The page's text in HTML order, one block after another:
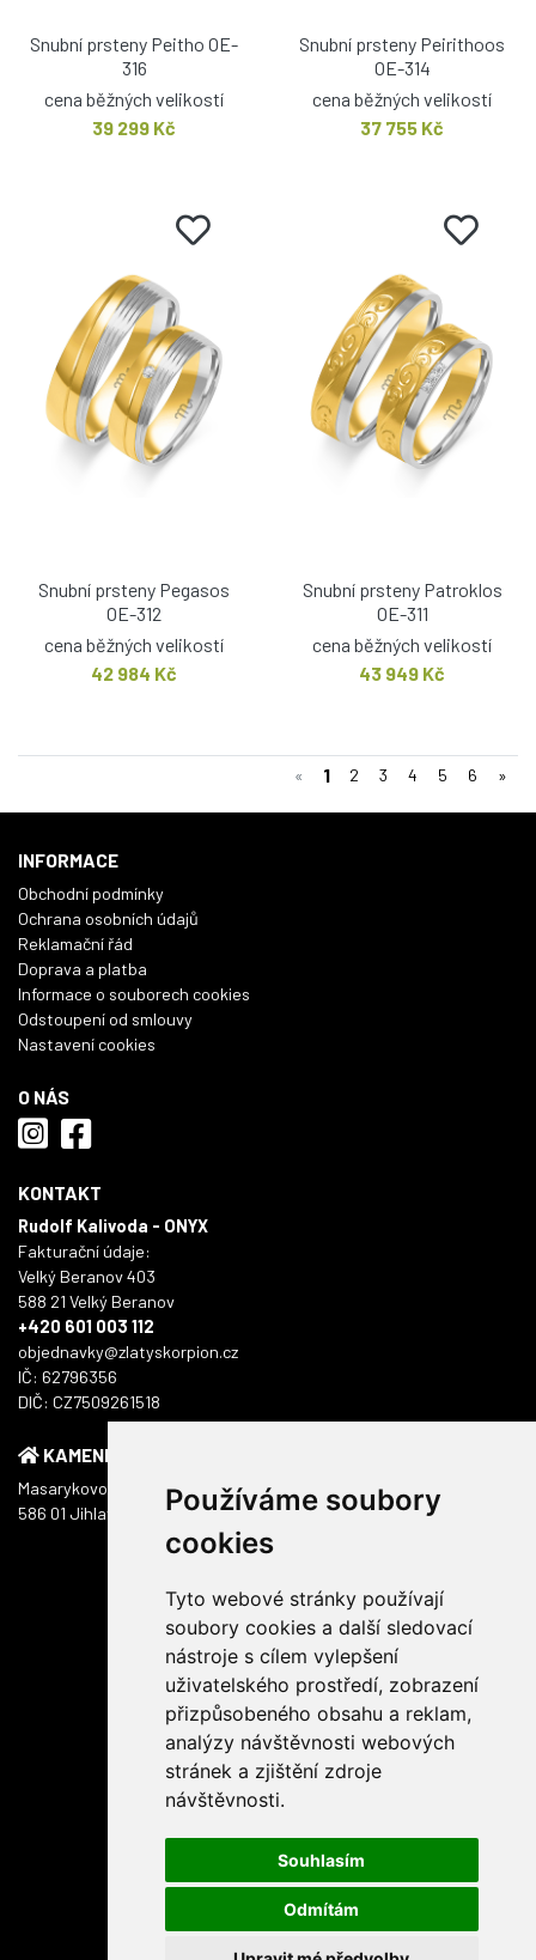
Používáme soubory
cookies
Tyto webové stránky používají
soubory cookies a další sledovací
nástroje s cílem vylepšení
uživatelského prostředí, zobrazení
přizpůsobeného obsahu a reklam,
analýzy návštěvnosti webových
stránek a zjištění zdroje
návštěvnosti.
Souhlasím
Odmítám
Snubní prsteny Peitho OE-
316
cena běžných velikostí
39 299 Kč
Snubní prsteny Peirithoos
OE-314
cena běžných velikostí
37 755 Kč
Snubní prsteny Pegasos
OE-312
cena běžných velikostí
42 984 Kč
Snubní prsteny Patroklos
OE-311
cena běžných velikostí
43 949 Kč
« 1 2 3 4 5 6 »
INFORMACE
Obchodní podmínky
Ochrana osobních údajů
Reklamační řád
Doprava a platba
Informace o souborech cookies
Odstoupení od smlouvy
Nastavení cookies
O NÁS
KONTAKT
Rudolf Kalivoda - ONYX
Fakturační údaje:
Velký Beranov 403
588 21 Velký Beranov
+420 601 003 112
objednavky@zlatyskorpion.cz
IČ: 62796356
DIČ: CZ7509261518
KAMENNÁ PRODEJNA
Masarykovo náměstí 1217/51
586 01 Jihlava